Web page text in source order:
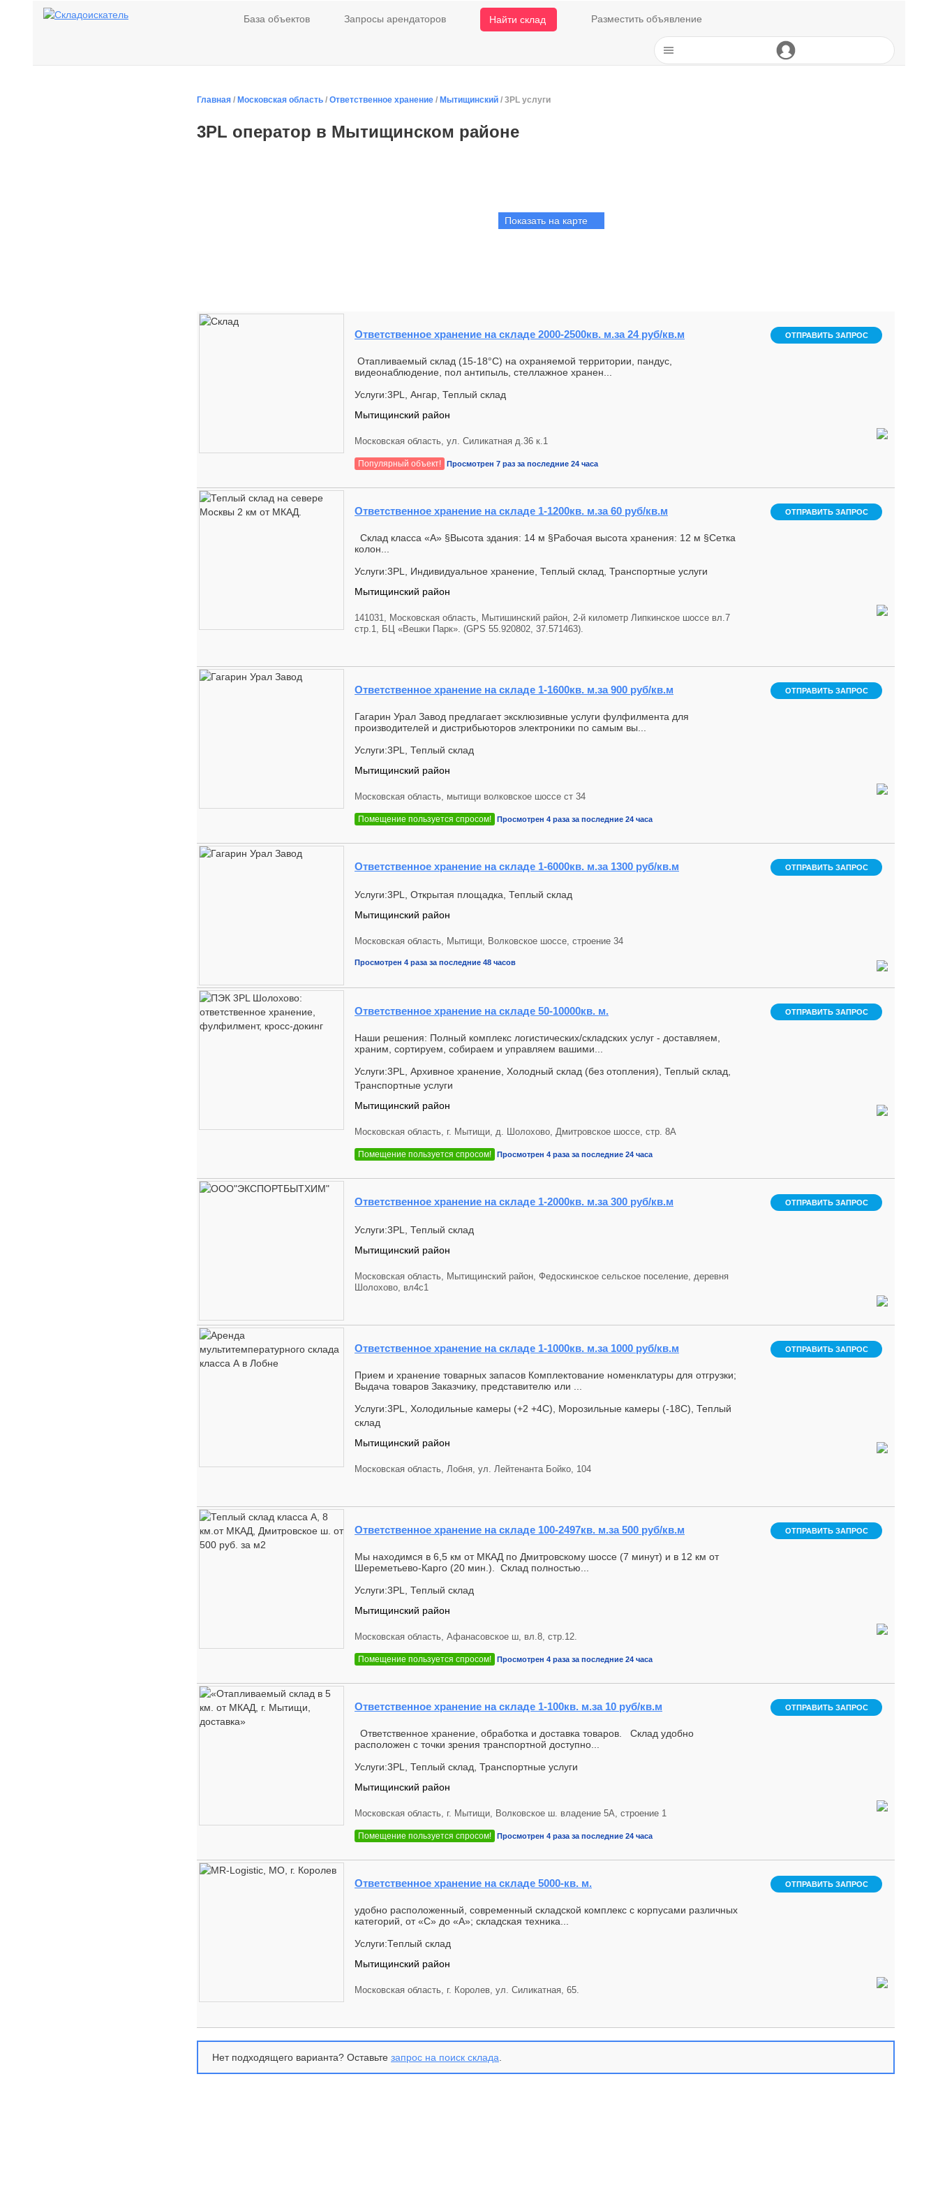
База объектов Запросы арендаторов Найти склад Разместить объявление
Главная / Московская область / Ответственное хранение / Мытищинский / 3PL услуги
3PL оператор в Мытищинском районе
Показать на карте
Ответственное хранение на складе 2000-2500кв. м.за 24 руб/кв.м
Отапливаемый склад (15-18°C) на охраняемой территории, пандус,
видеонаблюдение, пол антипыль, стеллажное хранен...
Услуги:3PL, Ангар, Теплый склад
Мытищинский район
Московская область, ул. Силикатная д.36 к.1
ОТПРАВИТЬ ЗАПРОС
Популярный объект! Просмотрен 7 раз за последние 24 часа
Ответственное хранение на складе 1-1200кв. м.за 60 руб/кв.м
Склад класса «А» §Высота здания: 14 м §Рабочая высота хранения: 12 м §Сетка
колон...
Услуги:3PL, Индивидуальное хранение, Теплый склад, Транспортные услуги
Мытищинский район
141031, Московская область, Мытишинский район, 2-й километр Липкинское шоссе вл.7
стр.1, БЦ «Вешки Парк». (GPS 55.920802, 37.571463).
ОТПРАВИТЬ ЗАПРОС
Ответственное хранение на складе 1-1600кв. м.за 900 руб/кв.м
Гагарин Урал Завод предлагает эксклюзивные услуги фулфилмента для
производителей и дистрибьюторов электроники по самым вы...
Услуги:3PL, Теплый склад
Мытищинский район
Московская область, мытищи волковское шоссе ст 34
ОТПРАВИТЬ ЗАПРОС
Помещение пользуется спросом! Просмотрен 4 раза за последние 24 часа
Ответственное хранение на складе 1-6000кв. м.за 1300 руб/кв.м
Услуги:3PL, Открытая площадка, Теплый склад
Мытищинский район
Московская область, Мытищи, Волковское шоссе, строение 34
ОТПРАВИТЬ ЗАПРОС
Просмотрен 4 раза за последние 48 часов
Ответственное хранение на складе 50-10000кв. м.
Наши решения: Полный комплекс логистических/складских услуг - доставляем,
храним, сортируем, собираем и управляем вашими...
Услуги:3PL, Архивное хранение, Холодный склад (без отопления), Теплый склад,
Транспортные услуги
Мытищинский район
Московская область, г. Мытищи, д. Шолохово, Дмитровское шоссе, стр. 8А
ОТПРАВИТЬ ЗАПРОС
Помещение пользуется спросом! Просмотрен 4 раза за последние 24 часа
Ответственное хранение на складе 1-2000кв. м.за 300 руб/кв.м
Услуги:3PL, Теплый склад
Мытищинский район
Московская область, Мытищинский район, Федоскинское сельское поселение, деревня
Шолохово, вл4с1
ОТПРАВИТЬ ЗАПРОС
Ответственное хранение на складе 1-1000кв. м.за 1000 руб/кв.м
Прием и хранение товарных запасов Комплектование номенклатуры для отгрузки;
Выдача товаров Заказчику, представителю или ...
Услуги:3PL, Холодильные камеры (+2 +4С), Морозильные камеры (-18С), Теплый
склад
Мытищинский район
Московская область, Лобня, ул. Лейтенанта Бойко, 104
ОТПРАВИТЬ ЗАПРОС
Ответственное хранение на складе 100-2497кв. м.за 500 руб/кв.м
Мы находимся в 6,5 км от МКАД по Дмитровскому шоссе (7 минут) и в 12 км от
Шереметьево-Карго (20 мин.). Склад полностью...
Услуги:3PL, Теплый склад
Мытищинский район
Московская область, Афанасовское ш, вл.8, стр.12.
ОТПРАВИТЬ ЗАПРОС
Помещение пользуется спросом! Просмотрен 4 раза за последние 24 часа
Ответственное хранение на складе 1-100кв. м.за 10 руб/кв.м
Ответственное хранение, обработка и доставка товаров. Склад удобно
расположен с точки зрения транспортной доступно...
Услуги:3PL, Теплый склад, Транспортные услуги
Мытищинский район
Московская область, г. Мытищи, Волковское ш. владение 5А, строение 1
ОТПРАВИТЬ ЗАПРОС
Помещение пользуется спросом! Просмотрен 4 раза за последние 24 часа
Ответственное хранение на складе 5000-кв. м.
удобно расположенный, современный складской комплекс с корпусами различных
категорий, от «С» до «А»; складская техника...
Услуги:Теплый склад
Мытищинский район
Московская область, г. Королев, ул. Силикатная, 65.
ОТПРАВИТЬ ЗАПРОС
Нет подходящего варианта? Оставьте запрос на поиск склада